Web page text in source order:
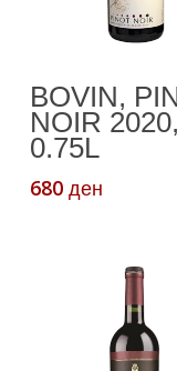
Кошничка
BOVIN,
NOIR 2020,
0.75L
680 ден